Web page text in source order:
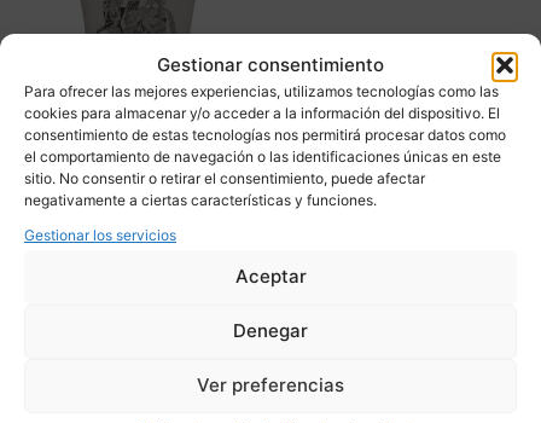
Gestionar consentimiento
Para ofrecer las mejores experiencias, utilizamos tecnologías como las
cookies para almacenar y/o acceder a la información del dispositivo. El
consentimiento de estas tecnologías nos permitirá procesar datos como
el comportamiento de navegación o las identificaciones únicas en este
sitio. No consentir o retirar el consentimiento, puede afectar
negativamente a ciertas características y funciones.
Gestionar los servicios
Aceptar
Denegar
Ver preferencias
Jarrón diseño Cuno
Fischer para Rosenthal,
Alemania